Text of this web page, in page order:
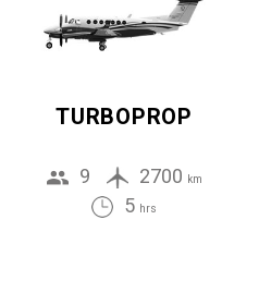
TURBOPROP
9 2700 km
5 hrs